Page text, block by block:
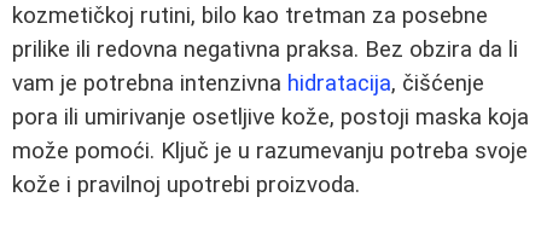
kozmetičkoj rutini, bilo kao tretman za posebne
prilike ili redovna negativna praksa. Bez obzira da li
vam je potrebna intenzivna hidratacija, čišćenje
pora ili umirivanje osetljive kože, postoji maska koja
može pomoći. Ključ je u razumevanju potreba svoje
kože i pravilnoj upotrebi proizvoda.